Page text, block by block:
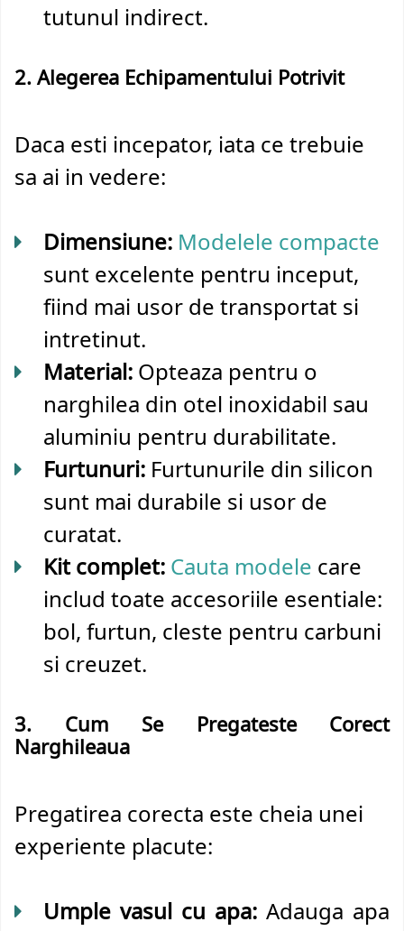
tutunul indirect.
2. Alegerea Echipamentului Potrivit
Daca esti incepator, iata ce trebuie
sa ai in vedere:
Dimensiune: Modelele compacte
sunt excelente pentru inceput,
fiind mai usor de transportat si
intretinut.
Material: Opteaza pentru o
narghilea din otel inoxidabil sau
aluminiu pentru durabilitate.
Furtunuri: Furtunurile din silicon
sunt mai durabile si usor de
curatat.
Kit complet: Cauta modele care
includ toate accesoriile esentiale:
bol, furtun, cleste pentru carbuni
si creuzet.
3. Cum Se Pregateste Corect
Narghileaua
Pregatirea corecta este cheia unei
experiente placute:
Umple vasul cu apa: Adauga apa